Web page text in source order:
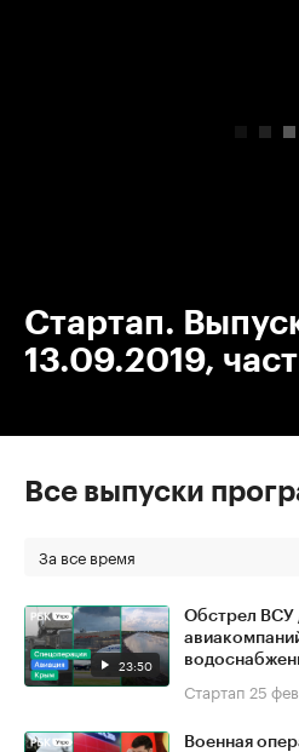
Стартап.
13.09.2019,
Все выпуски
За все время
23:50
Обстрел ВСУ
Стартап 25
Военная